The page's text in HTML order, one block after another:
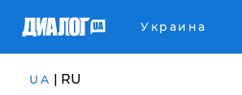
Украина
UA | RU